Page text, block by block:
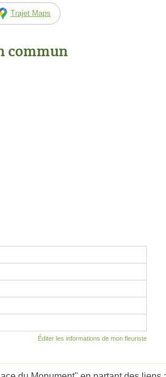
Trajet Maps
commun
Éditer les informations de mon fleuriste